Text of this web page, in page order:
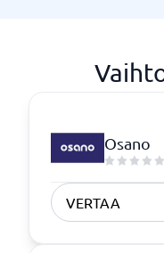
Osano
VERTAA